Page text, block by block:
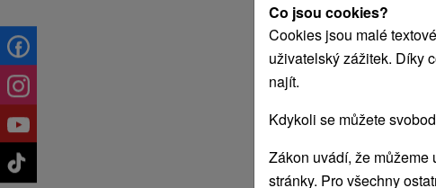
Co jsou cookies?
Cookies jsou malé
uživatelský zážitek. Díky
najít.
Kdykoli se můžete
Zákon uvádí, že můžeme
stránky. Pro všechny